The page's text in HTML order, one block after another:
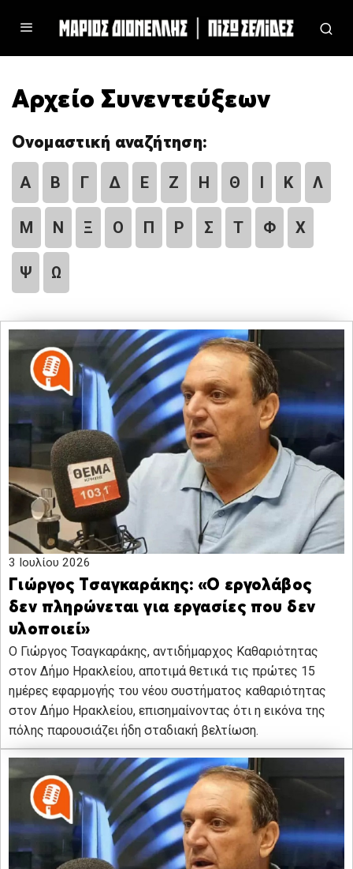
Αρχείο Συνεντεύξεων
Ονομαστική αναζήτηση:
Α Β Γ Δ Ε Ζ Η Θ Ι Κ Λ
Μ Ν Ξ Ο Π Ρ Σ Τ Φ Χ
Ψ Ω
3 Ιουλίου 2026
Γιώργος Τσαγκαράκης: «Ο εργολάβος
δεν πληρώνεται για εργασίες που δεν
υλοποιεί»
Ο Γιώργος Τσαγκαράκης, αντιδήμαρχος Καθαριότητας
στον Δήμο Ηρακλείου, αποτιμά θετικά τις πρώτες 15
ημέρες εφαρμογής του νέου συστήματος καθαριότητας
στον Δήμο Ηρακλείου, επισημαίνοντας ότι η εικόνα της
πόλης παρουσιάζει ήδη σταδιακή βελτίωση.